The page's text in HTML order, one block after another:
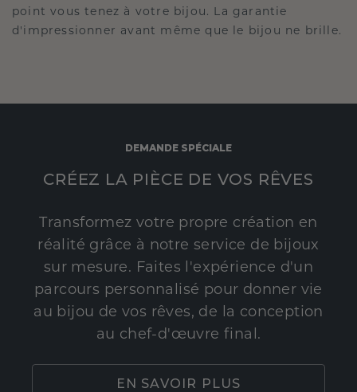
point vous tenez à votre bijou. La garantie
d'impressionner avant même que le bijou ne brille.
DEMANDE SPÉCIALE
CRÉEZ LA PIÈCE DE VOS RÊVES
Transformez votre propre création en
réalité grâce à notre service de bijoux
sur mesure. Faites l'expérience d'un
parcours personnalisé pour donner vie
au bijou de vos rêves, de la conception
au chef-d'œuvre final.
EN SAVOIR PLUS